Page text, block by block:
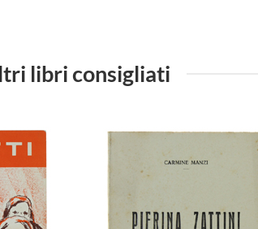
libri consigliati